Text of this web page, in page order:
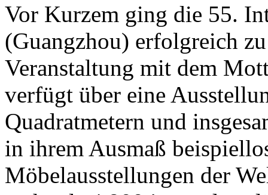
Vor Kurzem ging die 55.
(Guangzhou) erfolgreich
Veranstaltung mit dem
verfügt über eine
Quadratmetern und
in ihrem Ausmaß
Möbelausstellungen der